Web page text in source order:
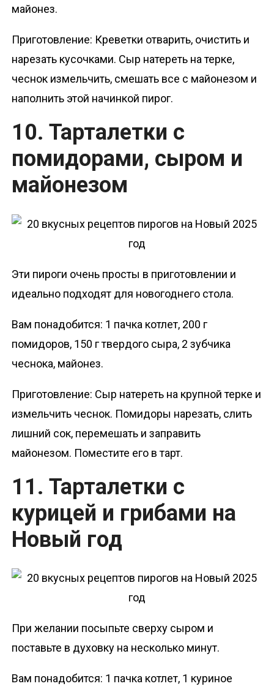
майонез.
Приготовление: Креветки отварить, очистить и
нарезать кусочками. Сыр натереть на терке,
чеснок измельчить, смешать все с майонезом и
наполнить этой начинкой пирог.
10. Тарталетки с
помидорами, сыром и
майонезом
Эти пироги очень просты в приготовлении и
идеально подходят для новогоднего стола.
Вам понадобится: 1 пачка котлет, 200 г
помидоров, 150 г твердого сыра, 2 зубчика
чеснока, майонез.
Приготовление: Сыр натереть на крупной терке и
измельчить чеснок. Помидоры нарезать, слить
лишний сок, перемешать и заправить
майонезом. Поместите его в тарт.
11. Тарталетки с
курицей и грибами на
Новый год
При желании посыпьте сверху сыром и
поставьте в духовку на несколько минут.
Вам понадобится: 1 пачка котлет, 1 куриное